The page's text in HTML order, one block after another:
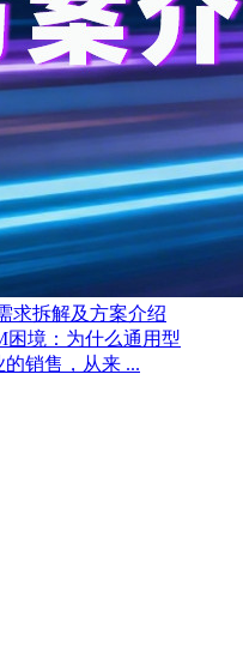
求拆解及方案介绍
困境：为什么通用型
销售，从来 ...